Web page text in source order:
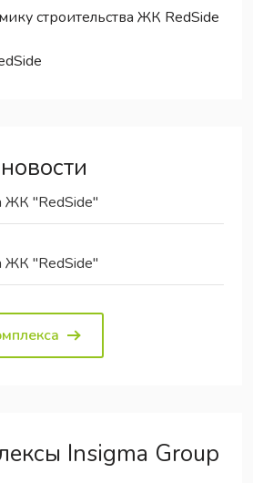
строительства ЖК RedSide
ЖК "RedSide"
ЖК "RedSide"
Insigma Group